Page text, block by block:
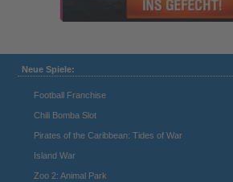
Neue Spiele:
Football Franchise
Chili Bomba Slot
Pirates of the Caribbean: Tides of War
Island War
Zoo 2: Animal Park